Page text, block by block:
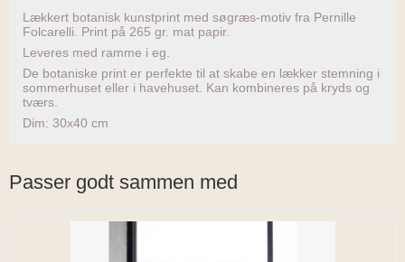
Lækkert botanisk kunstprint med søgræs-motiv fra Pernille
Folcarelli. Print på 265 gr. mat papir.
Leveres med ramme i eg.
De botaniske print er perfekte til at skabe en lækker stemning i
sommerhuset eller i havehuset. Kan kombineres på kryds og
tværs.
Dim: 30x40 cm
Passer godt sammen med